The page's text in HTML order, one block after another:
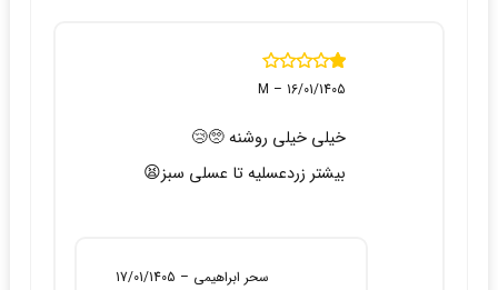
نمره
1
5
M – 16/01/1405
خیلی خیلی روشنه 🥺😢
بیشتر زردعسلیه تا عسلی سبز😫
سحر ابراهیمی –
17/01/1405